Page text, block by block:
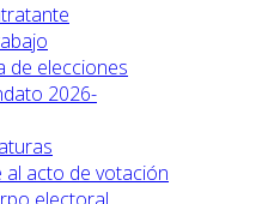
de elecciones
2026-
al acto de votación